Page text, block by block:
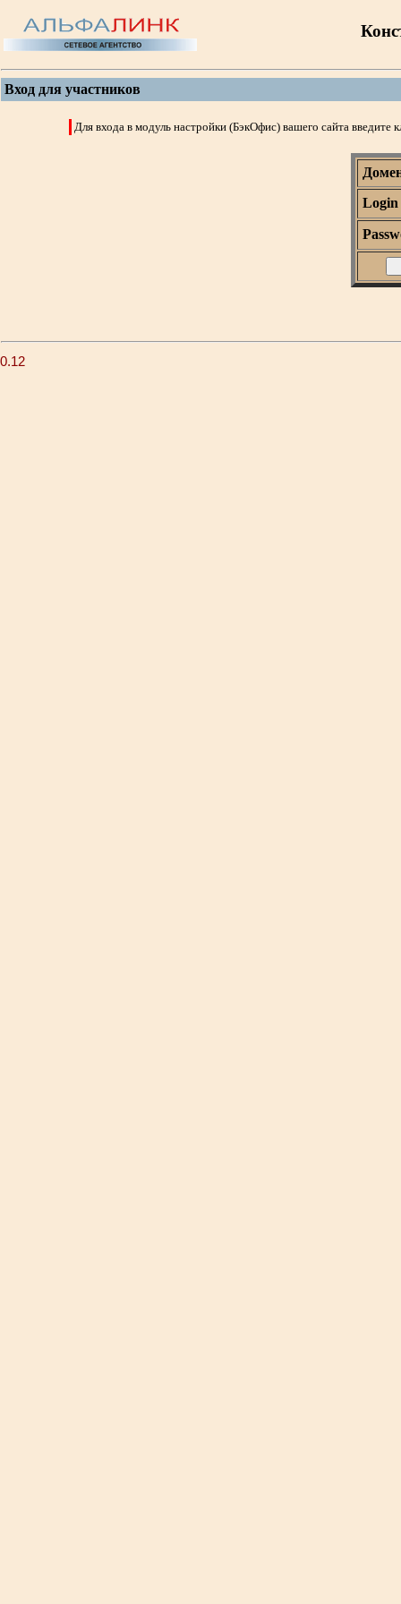
Вход для участников
Для входа в модуль настройки (БэкОфис) вашего сайта введите
Login
0.12